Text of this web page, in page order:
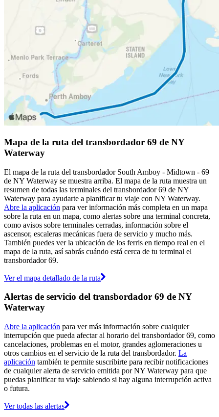
Mapa de la ruta del transbordador 69 de NY
Waterway
El mapa de la ruta del transbordador South Amboy - Midtown - 69
de NY Waterway se muestra arriba. El mapa de la ruta muestra un
resumen de todas las terminales del transbordador 69 de NY
Waterway para ayudarte a planificar tu viaje con NY Waterway.
Abre la aplicación para ver información más completa en un mapa
sobre la ruta en un mapa, como alertas sobre una terminal concreta,
como avisos sobre terminales cerradas, información sobre el
ascensor, escaleras mecánicas fuera de servicio y mucho más.
También puedes ver la ubicación de los ferris en tiempo real en el
mapa de la ruta, así sabrás cuándo está cerca de tu terminal el
transbordador 69.
Ver el mapa detallado de la ruta
Alertas de servicio del transbordador 69 de NY
Waterway
Abre la aplicación para ver más información sobre cualquier
interrupción que pueda afectar al horario del transbordador 69, como
cancelaciones, problemas en el motor, grandes aglomeraciones u
otros cambios en el servicio de la ruta del transbordador. La
aplicación también te permite suscribirte para recibir notificaciones
de cualquier alerta de servicio emitida por NY Waterway para que
puedas planificar tu viaje sabiendo si hay alguna interrupción activa
o futura.
Ver todas las alertas